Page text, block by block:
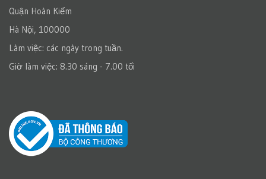
Quận Hoàn Kiếm
Hà Nội, 100000
Làm việc: các ngày trong tuần.
Giờ làm việc: 8.30 sáng - 7.00 tối